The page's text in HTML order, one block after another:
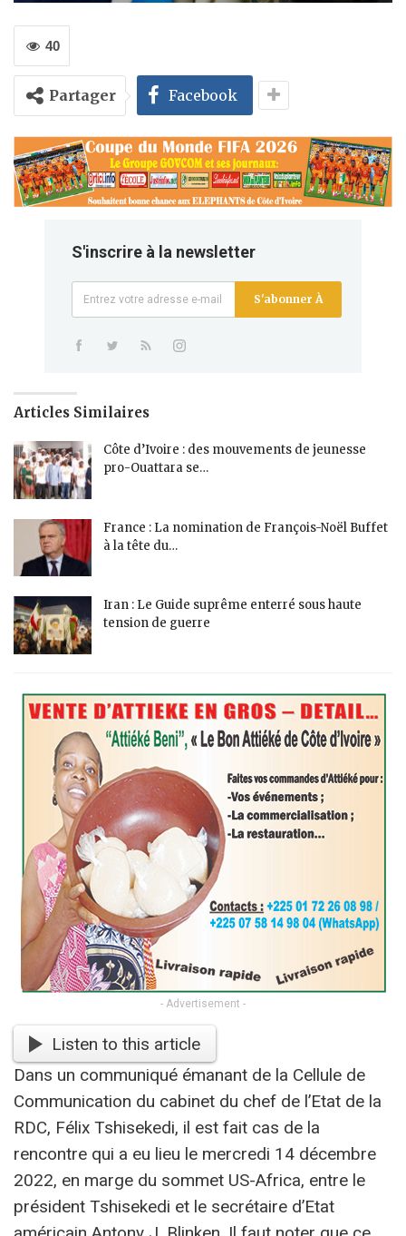
40
Partager Facebook
S'inscrire à la newsletter
S'abonner À
Articles Similaires
Côte d’Ivoire : des mouvements de jeunesse
pro-Ouattara se…
France : La nomination de François-Noël Buffet
à la tête du…
Iran : Le Guide suprême enterré sous haute
tension de guerre
- Advertisement -
Listen to this article
Dans un communiqué émanant de la Cellule de
Communication du cabinet du chef de l’Etat de la
RDC, Félix Tshisekedi, il est fait cas de la
rencontre qui a eu lieu le mercredi 14 décembre
2022, en marge du sommet US-Africa, entre le
président Tshisekedi et le secrétaire d’Etat